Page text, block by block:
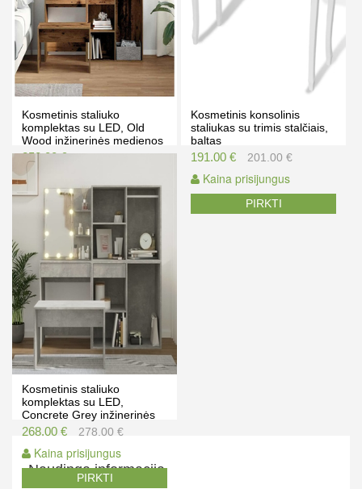
Kosmetinis staliuko
komplektas su LED, Old
Wood inžinerinės medienos
258.00 € 268.00 €
PIRKTI
Kosmetinis konsolinis
staliukas su trimis stalčiais,
baltas
191.00 €
Kaina prisijungus
201.00 €
PIRKTI
Kosmetinis staliuko
komplektas su LED,
Concrete Grey inžinerinės
medienos
268.00 €
Kaina prisijungus
278.00 €
PIRKTI
Naudinga informacija